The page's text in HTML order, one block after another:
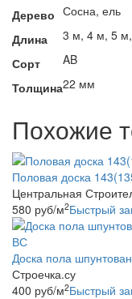
Дерево Сосна, ель
Длина
3 м, 4 м, 5
Сорт
AB
Толщина22 мм
Похожие
Половая доска
Центральная
580 руб/м2Быстрый
Доска пола
Строечка.су
400 руб/м2Быстрый